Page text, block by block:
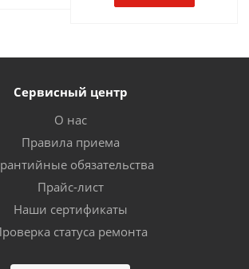
Сервисный центр
О нас
Правила приема
обязательства
Прайс-лист
Наши сертификаты
статуса ремонта